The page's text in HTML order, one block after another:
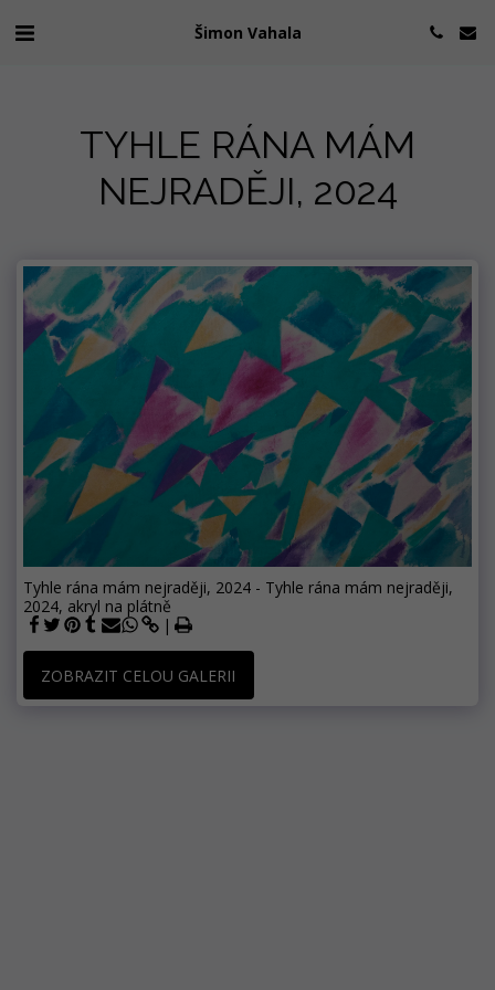
Šimon Vahala
TYHLE RÁNA MÁM
NEJRADĚJI, 2024
Tyhle rána mám nejraději, 2024 - Tyhle rána mám nejraději,
2024, akryl na plátně
ZOBRAZIT CELOU GALERII